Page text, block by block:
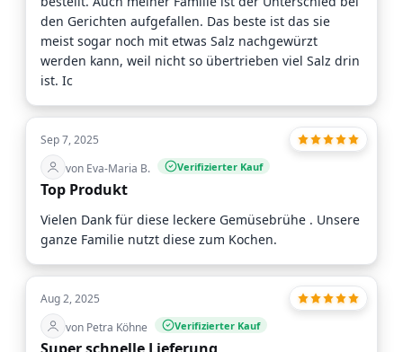
den Gerichten aufgefallen. Das beste ist das sie
meist sogar noch mit etwas Salz nachgewürzt
werden kann, weil nicht so übertrieben viel Salz drin
ist. Ic
Sep 7, 2025
von Eva-Maria B.
Verifizierter Kauf
Top Produkt
Vielen Dank für diese leckere Gemüsebrühe . Unsere
ganze Familie nutzt diese zum Kochen.
Aug 2, 2025
von Petra Köhne
Verifizierter Kauf